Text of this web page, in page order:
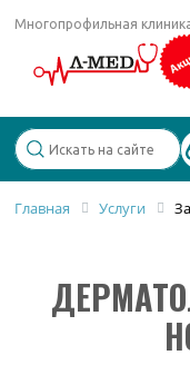
Многопрофильная
Дерматолог
Косметология
Удаление бородавок
Главная Услуги